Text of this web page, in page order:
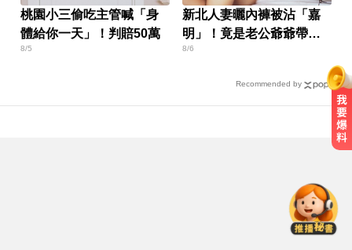
桃園小三偷吃主管喊「身
體給你一天」！判賠50萬
8/5
新北人妻曬內褲被沾「嘉
明」！竟是老公爺爺帶回
房磨蹭 氣炸提告
8/6
Recommended by